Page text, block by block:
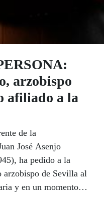
arzobispo
afiliado a la
de la
José Asenjo
ha pedido a la
arzobispo de Sevilla al
y en un momento